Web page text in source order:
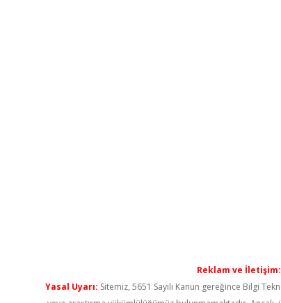
Reklam ve İletişim:
Yasal Uyarı: Sitemiz, 5651 Sayılı Kanun gereğince Bilgi